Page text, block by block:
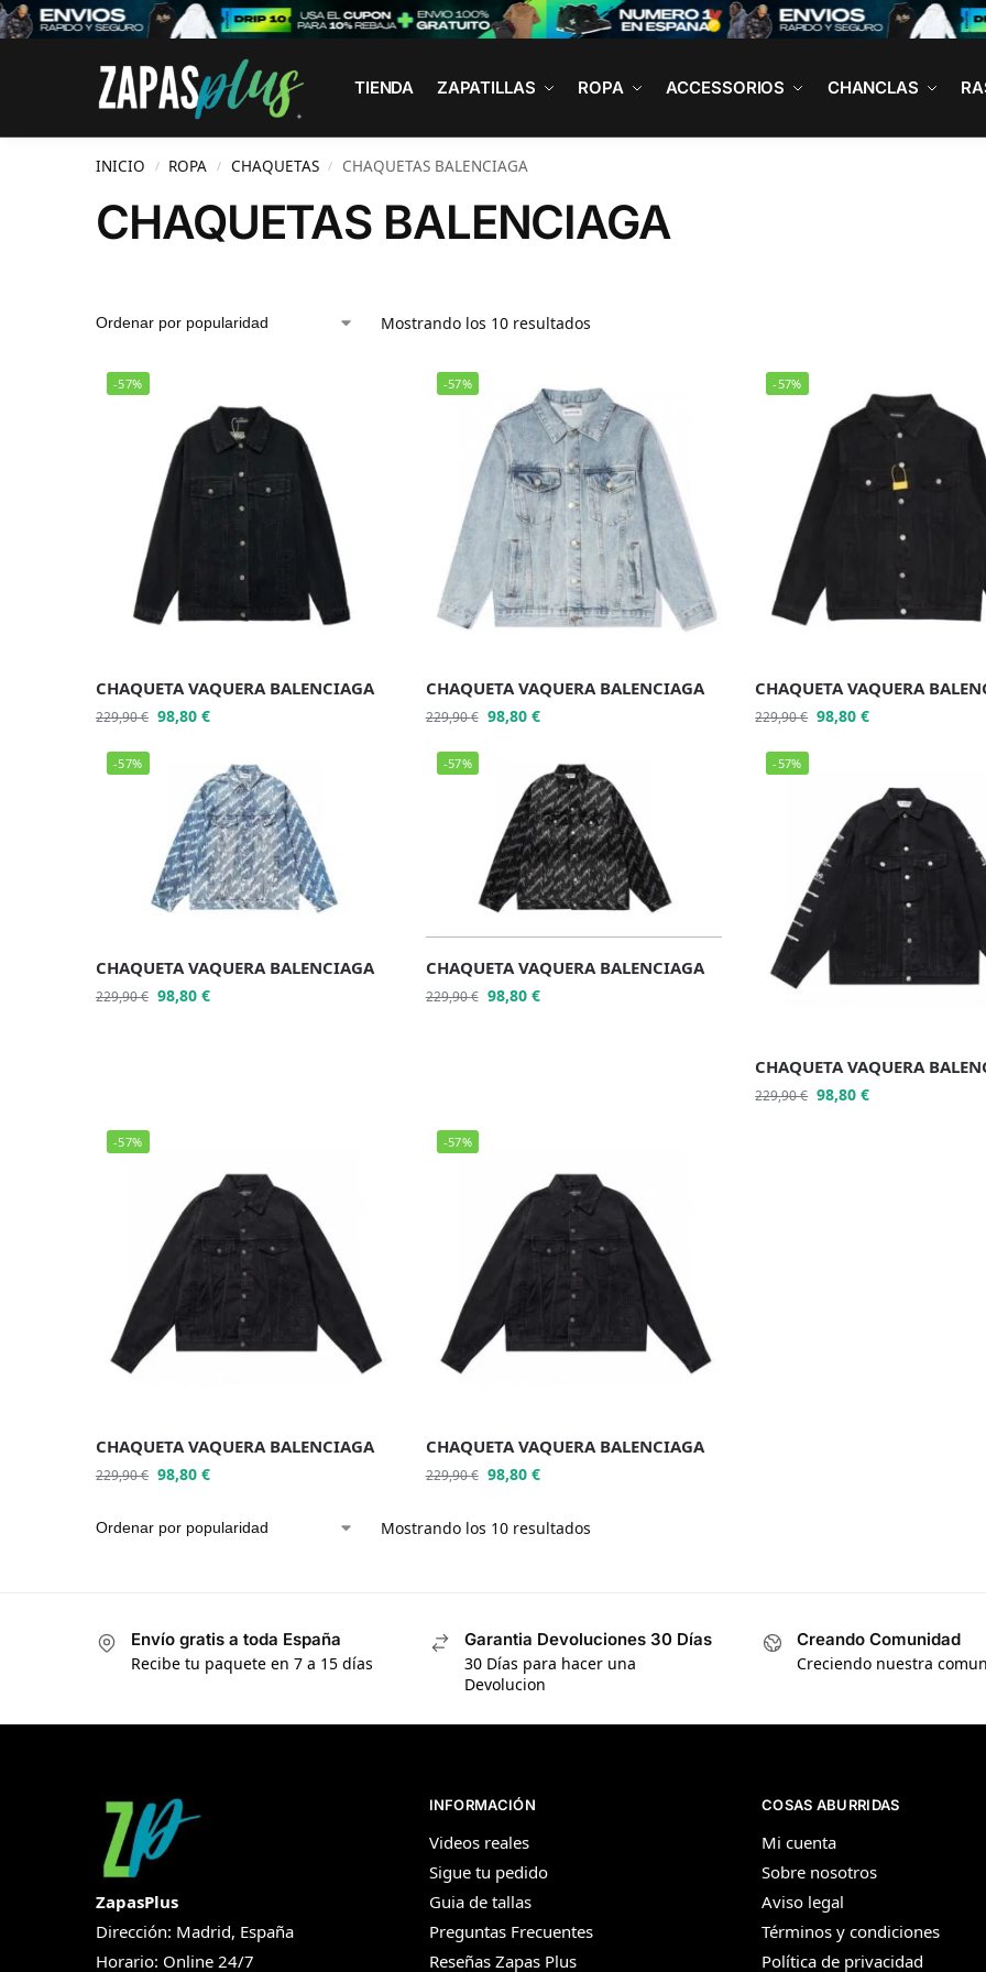
TIENDA ZAPATILLAS ROPA ACCESSORIOS CHANCLAS
Search
INICIO / ROPA / CHAQUETAS / CHAQUETAS BALENCIAGA
CHAQUETAS BALENCIAGA
Mostrando los 10 resultados
-57%
CHAQUETA VAQUERA BALENCIAGA
229,90€ 98,80 €
-57%
CHAQUETA VAQUERA BALENCIAGA
229,90€ 98,80 €
-57%
CHAQUETA VAQUERA
229,90€ 98,80€
-57%
CHAQUETA VAQUERA BALENCIAGA
229,90€ 98,80 €
-57%
CHAQUETA VAQUERA BALENCIAGA
229,90€ 98,80 €
-57%
CHAQUETA VAQUERA
229,90€ 98,80€
-57%
CHAQUETA VAQUERA BALENCIAGA
229,90€ 98,80 €
-57%
CHAQUETA VAQUERA BALENCIAGA
229,90€ 98,80 €
Mostrando los 10 resultados
Envío gratis a toda España
Recibe tu paquete en 7 a 15 días
Garantia Devoluciones 30 Días
30 Días para hacer una
Devolucion
Creando Comunidad
Creciendo nuestra
ZapasPlus
Dirección: Madrid, España
Horario: Online 24/7
INFORMACIÓN
Videos reales
Sigue tu pedido
Guia de tallas
Preguntas Frecuentes
Reseñas Zapas Plus
COSAS ABURRIDAS
Mi cuenta
Sobre nosotros
Aviso legal
Términos y condiciones
Política de privacidad